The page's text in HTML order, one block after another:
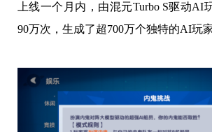
上线一个月内，由混元Turbo S驱动AI
90万次，生成了超700万个独特的AI玩家